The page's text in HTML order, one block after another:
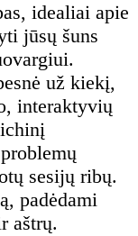
idealiai apie
jūsų šuns
už kiekį,
interaktyvių
sesijų ribų.
padėdami
aštrų.